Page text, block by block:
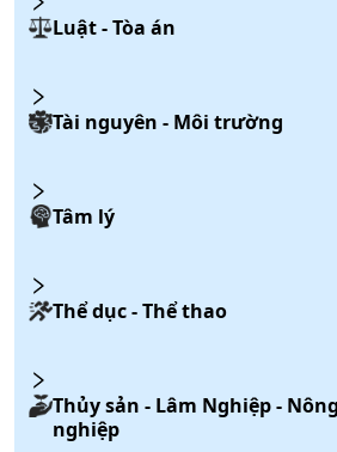
Luật - Tòa án
Tài nguyên - Môi trường
Tâm lý
Thể dục - Thể thao
Thủy sản - Lâm Nghiệp - Nông
nghiệp